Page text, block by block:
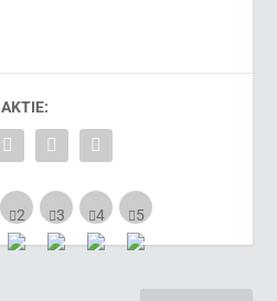
AKTIE: